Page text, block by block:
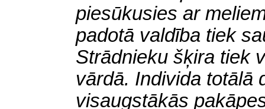
piesūkusies ar
padotā valdība tiek
Strādnieku šķira tiek
vārdā. Individa totālā
visaugstākās